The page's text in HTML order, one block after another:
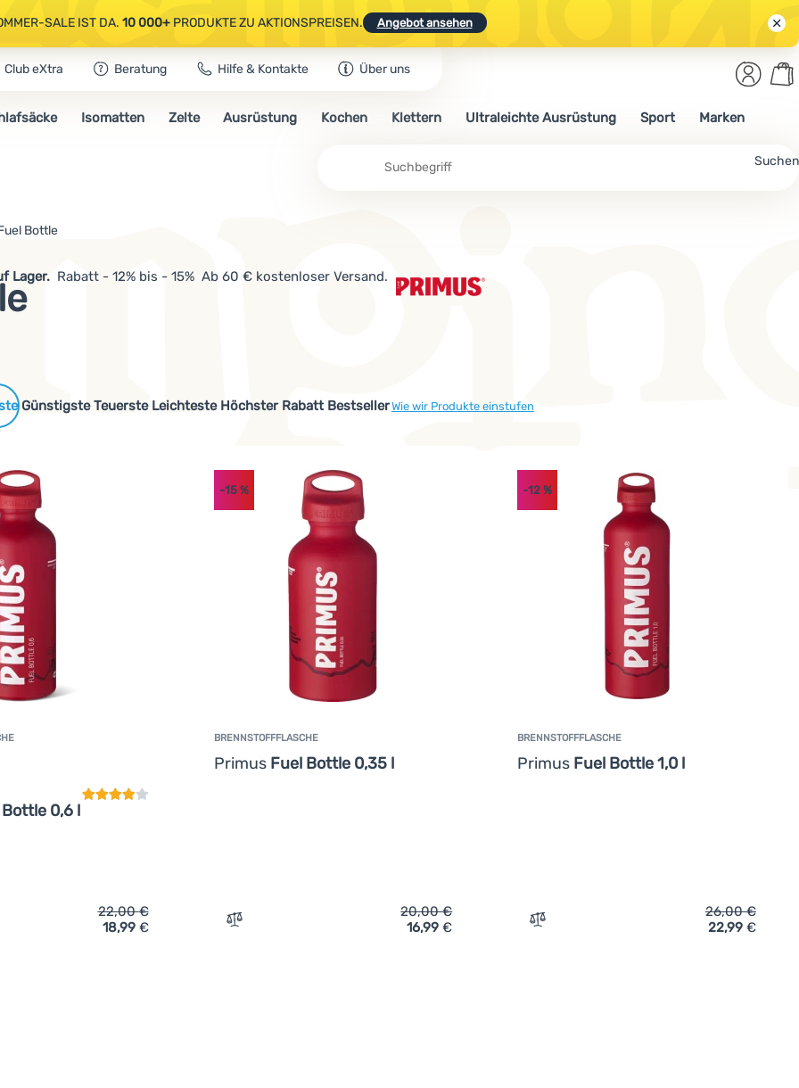
SALE IST DA. 10 000+PRODUKTE ZU AKTIONSPREISEN. Angebot ansehen
CAMPING- & WANDERAUSRÜSTUNG.CODE OUT10 NUTZEN.
SALE IST DA.10 000+PRODUKTE ZU AKTIONSPREISEN. Angebot ansehen
Club eXtra Beratung Hilfe & Kontakte Über uns
Suchen
Anmelden
Isomatten Zelte Ausrüstung Kochen Klettern Ultraleichte Ausrüstung Sport Marken
Bottle
Lager. Rabatt - 12% bis - 15% Ab 60 € kostenloser Versand.
Günstigste Teuerste Leichteste Höchster Rabatt BestsellerWie wir Produkte einstufen
Produkte
0,6 l
'Brennstoffflasche Primus Fuel Bottle 0,6 l' hinzufügen
22,00€
18,99 €
BRENNSTOFFFLASCHE
Primus Fuel Bottle 0,35 l
-15%
Zum Vergleich 'Brennstoffflasche Primus Fuel Bottle 0,35 l' hinzufügen
20,00€
16,99€
BRENNSTOFFFLASCHE
Primus Fuel Bottle 1,0 l
-12 %
Zum Vergleich 'Brennstoffflasche
26,00€
22,99 €